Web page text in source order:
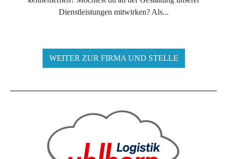
Dienstleistungen mitwirken? Als...
WEITER ZUR FIRMA UND STELLE